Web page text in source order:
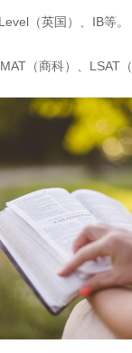
（英国）、IB等。
（商科）、LSAT（